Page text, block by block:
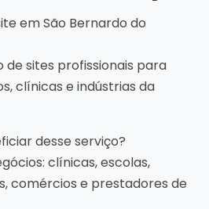
em São Bernardo do
de sites profissionais para
clínicas e indústrias da
desse serviço?
clínicas, escolas,
comércios e prestadores de